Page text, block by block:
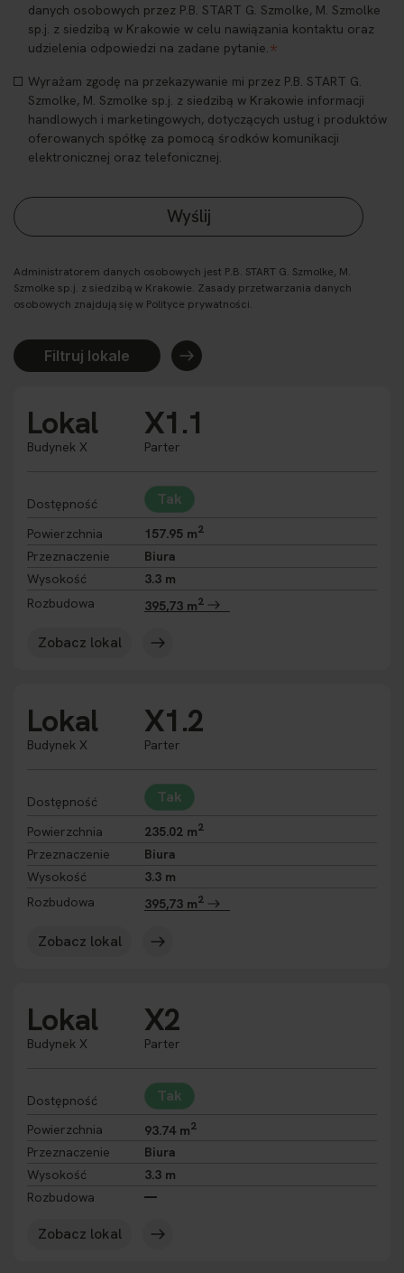
danych osobowych przez P.B. START G. Szmolke, M. Szmolke
sp.j. z siedzibą w Krakowie w celu nawiązania kontaktu oraz
udzielenia odpowiedzi na zadane pytanie.*
Wyrażam zgodę na przekazywanie mi przez P.B. START G.
Szmolke, M. Szmolke sp.j. z siedzibą w Krakowie informacji
handlowych i marketingowych, dotyczących usług i produktów
oferowanych spółkę za pomocą środków komunikacji
elektronicznej oraz telefonicznej.
Administratorem danych osobowych jest P.B. START G. Szmolke, M.
Szmolke sp.j. z siedzibą w Krakowie. Zasady przetwarzania danych
osobowych znajdują się w Polityce prywatności.
Filtruj lokale
Lokal
Budynek X
X1.1
Parter
Dostępność Tak
Powierzchnia 157.95 m2
Przeznaczenie
Biura
Wysokość
3.3 m
Rozbudowa
395,73 m2
Zobacz lokal
Lokal
Budynek X
X1.2
Parter
Dostępność Tak
Powierzchnia 235.02 m2
Przeznaczenie
Biura
Wysokość
3.3 m
Rozbudowa
395,73 m2
Zobacz lokal
Lokal
Budynek X
X2
Parter
Dostępność Tak
Powierzchnia 93.74 m2
Przeznaczenie
Biura
Wysokość
3.3 m
Rozbudowa
Zobacz lokal